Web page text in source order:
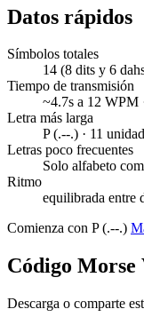
Datos rápidos
Símbolos totales
14 (8 dits y 6
Tiempo de transmisión
~4.7s a 12 WPM
Letra más larga
P (.--.) · 11
Letras poco frecuentes
Solo alfabeto
Ritmo
equilibrada entre
Comienza con P (.--.)
Código Morse
Descarga o comparte